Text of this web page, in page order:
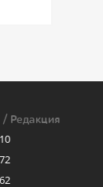
/ Редакция